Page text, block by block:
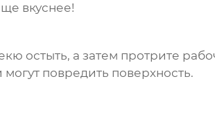
вкуснее!
остыть, а затем протрите
повредить поверхность.